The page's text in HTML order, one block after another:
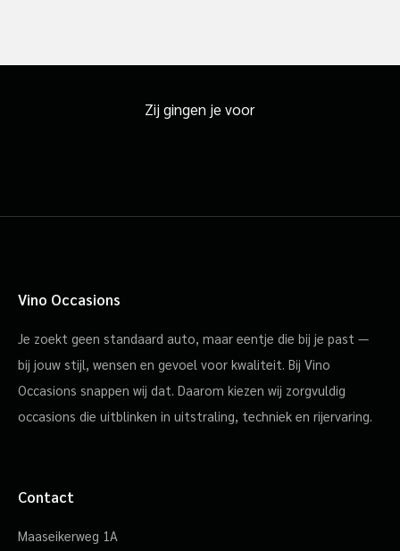
Zij gingen je voor
Vino Occasions
Je zoekt geen standaard auto, maar eentje die bij je past —
bij jouw stijl, wensen en gevoel voor kwaliteit. Bij Vino
Occasions snappen wij dat. Daarom kiezen wij zorgvuldig
occasions die uitblinken in uitstraling, techniek en rijervaring.
Contact
Maaseikerweg 1A